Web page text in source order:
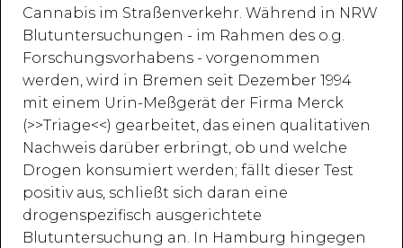
Cannabis im Straßenverkehr. Während in NRW
Blutuntersuchungen - im Rahmen des o.g.
Forschungsvorhabens - vorgenommen
werden, wird in Bremen seit Dezember 1994
mit einem Urin-Meßgerät der Firma Merck
(>>Triage<<) gearbeitet, das einen qualitativen
Nachweis darüber erbringt, ob und welche
Drogen konsumiert werden; fällt dieser Test
positiv aus, schließt sich daran eine
drogenspezifisch ausgerichtete
Blutuntersuchung an. In Hamburg hingegen